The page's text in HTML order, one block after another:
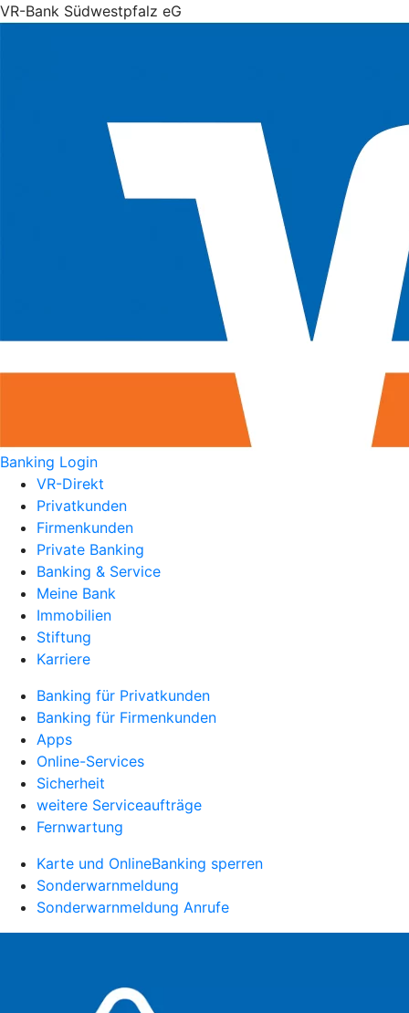
VR-Bank Südwestpfalz eG
Banking Login
VR-Direkt
Privatkunden
Firmenkunden
Private Banking
Banking & Service
Meine Bank
Immobilien
Stiftung
Karriere
Banking für Privatkunden
Banking für Firmenkunden
Apps
Online-Services
Sicherheit
weitere Serviceaufträge
Fernwartung
Karte und OnlineBanking sperren
Sonderwarnmeldung
Sonderwarnmeldung Anrufe